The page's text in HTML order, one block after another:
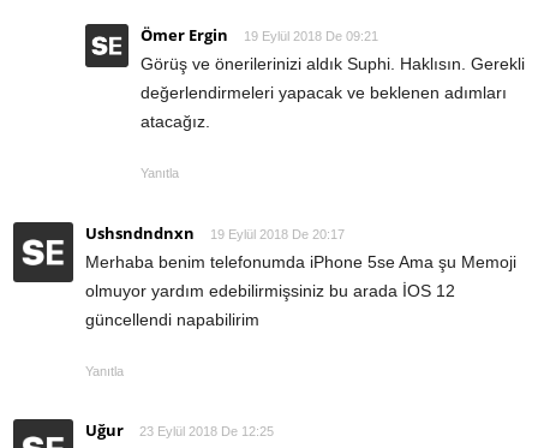
Ömer Ergin 19 Eylül 2018 De 09:21
Görüş ve önerilerinizi aldık Suphi. Haklısın. Gerekli
değerlendirmeleri yapacak ve beklenen adımları
atacağız.
Yanıtla
Ushsndndnxn 19 Eylül 2018 De 20:17
Merhaba benim telefonumda iPhone 5se Ama şu Memoji
olmuyor yardım edebilirmişsiniz bu arada İOS 12
güncellendi napabilirim
Yanıtla
Uğur 23 Eylül 2018 De 12:25